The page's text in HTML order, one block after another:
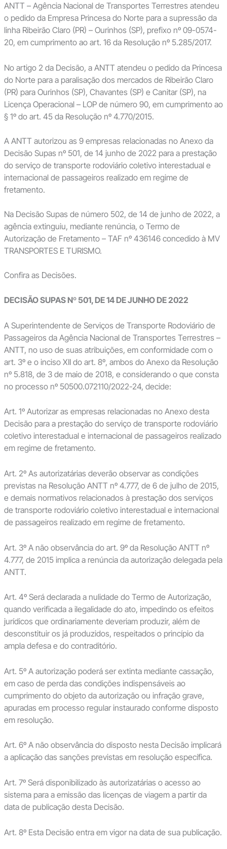
ANTT – Agência Nacional de Transportes Terrestres atendeu
o pedido da Empresa Princesa do Norte para a supressão da
linha Ribeirão Claro (PR) – Ourinhos (SP), prefixo nº 09-0574-
20, em cumprimento ao art. 16 da Resolução nº 5.285/2017.
No artigo 2 da Decisão, a ANTT atendeu o pedido da Princesa
do Norte para a paralisação dos mercados de Ribeirão Claro
(PR) para Ourinhos (SP), Chavantes (SP) e Canitar (SP), na
Licença Operacional – LOP de número 90, em cumprimento ao
§ 1º do art. 45 da Resolução nº 4.770/2015.
A ANTT autorizou as 9 empresas relacionadas no Anexo da
Decisão Supas nº 501, de 14 junho de 2022 para a prestação
do serviço de transporte rodoviário coletivo interestadual e
internacional de passageiros realizado em regime de
fretamento.
Na Decisão Supas de número 502, de 14 de junho de 2022, a
agência extinguiu, mediante renúncia, o Termo de
Autorização de Fretamento – TAF nº 436146 concedido à MV
TRANSPORTES E TURISMO.
Confira as Decisões.
DECISÃO SUPAS Nº 501, DE 14 DE JUNHO DE 2022
A Superintendente de Serviços de Transporte Rodoviário de
Passageiros da Agência Nacional de Transportes Terrestres –
ANTT, no uso de suas atribuições, em conformidade com o
art. 3º e o inciso XII do art. 8º, ambos do Anexo da Resolução
nº 5.818, de 3 de maio de 2018, e considerando o que consta
no processo nº 50500.072110/2022-24, decide:
Art. 1º Autorizar as empresas relacionadas no Anexo desta
Decisão para a prestação do serviço de transporte rodoviário
coletivo interestadual e internacional de passageiros realizado
em regime de fretamento.
Art. 2º As autorizatárias deverão observar as condições
previstas na Resolução ANTT nº 4.777, de 6 de julho de 2015,
e demais normativos relacionados à prestação dos serviços
de transporte rodoviário coletivo interestadual e internacional
de passageiros realizado em regime de fretamento.
Art. 3º A não observância do art. 9º da Resolução ANTT nº
4.777, de 2015 implica a renúncia da autorização delegada pela
ANTT.
Art. 4º Será declarada a nulidade do Termo de Autorização,
quando verificada a ilegalidade do ato, impedindo os efeitos
jurídicos que ordinariamente deveriam produzir, além de
desconstituir os já produzidos, respeitados o princípio da
ampla defesa e do contraditório.
Art. 5º A autorização poderá ser extinta mediante cassação,
em caso de perda das condições indispensáveis ao
cumprimento do objeto da autorização ou infração grave,
apuradas em processo regular instaurado conforme disposto
em resolução.
Art. 6º A não observância do disposto nesta Decisão implicará
a aplicação das sanções previstas em resolução específica.
Art. 7º Será disponibilizado às autorizatárias o acesso ao
sistema para a emissão das licenças de viagem a partir da
data de publicação desta Decisão.
Art. 8º Esta Decisão entra em vigor na data de sua publicação.